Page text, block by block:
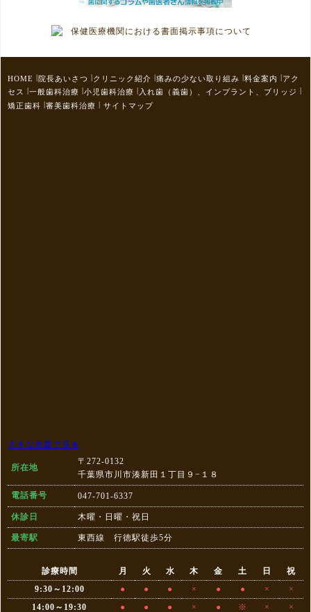
HOME |院長あいさつ |クリニック紹介 |痛みの少ない取り組み |料金案内 |アク
セス |一般歯科治療 |小児歯科治療 | 入れ歯（義歯）、インプラント、ブリッジ |
矯正歯科 |審美歯科治療 | サイトマップ
大きな地図で見る
所在地
〒272-0132
千葉県市川市湊新田１丁目９−１８
電話番号 047-701-6337
休診日 木曜・日曜・祝日
最寄駅 東西線 行徳駅徒歩5分
診療時間 月 火 水 木 金 土 日
祝
9:30～12:00
● ● ● × ● ● ×
×
14:00～19:30
● ● ● × ● ※ × ×